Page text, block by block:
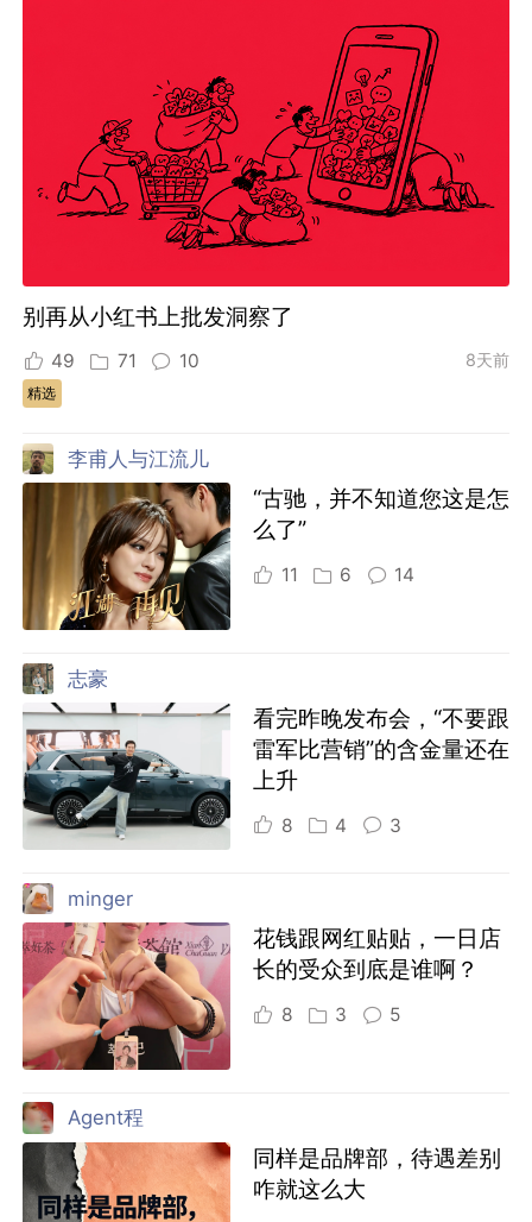
别再从小红书上批发洞察了
49 71 10 8天前
精选
李甫人与江流儿
“古驰，并不知道您这是怎
么了”
11 6 14
志豪
看完昨晚发布会，“不要跟
雷军比营销”的含金量还在
上升
8 4 3
minger
花钱跟网红贴贴，一日店
长的受众到底是谁啊？
8 3 5
Agent程
同样是品牌部，待遇差别
咋就这么大